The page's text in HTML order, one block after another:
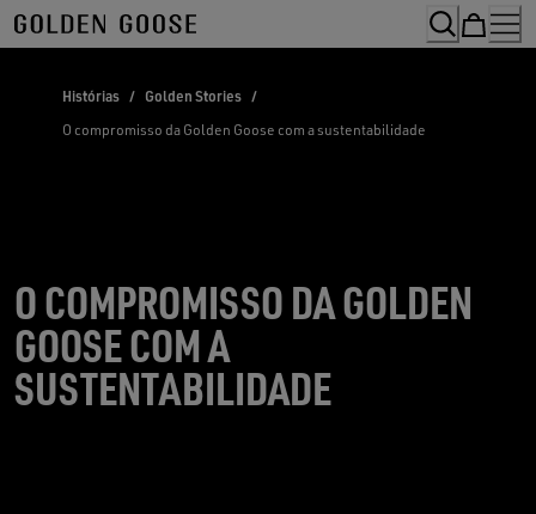
Skip
to
Histórias / Golden Stories /
O compromisso da Golden Goose com a sustentabilidade
O COMPROMISSO DA GOLDEN
GOOSE COM A
SUSTENTABILIDADE